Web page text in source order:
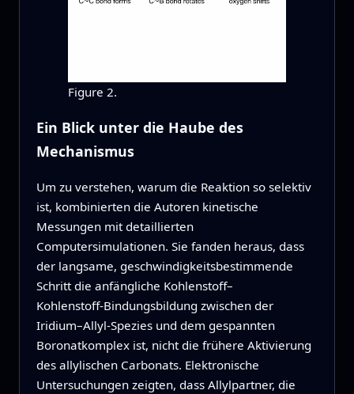
Figure 2.
Ein Blick unter die Haube des
Mechanismus
Um zu verstehen, warum die Reaktion so selektiv
ist, kombinierten die Autoren kinetische
Messungen mit detaillierten
Computersimulationen. Sie fanden heraus, dass
der langsame, geschwindigkeitsbestimmende
Schritt die anfängliche Kohlenstoff–
Kohlenstoff‑Bindungsbildung zwischen der
Iridium–Allyl‑Spezies und dem gespannten
Boronatkomplex ist, nicht die frühere Aktivierung
des allylischen Carbonats. Elektronische
Untersuchungen zeigten, dass Allylpartner, die